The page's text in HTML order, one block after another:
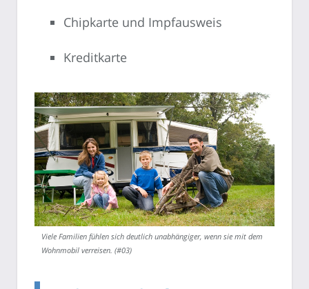
Chipkarte und Impfausweis
Kreditkarte
Viele Familien fühlen sich deutlich unabhängiger, wenn sie mit dem
Wohnmobil verreisen. (#03)